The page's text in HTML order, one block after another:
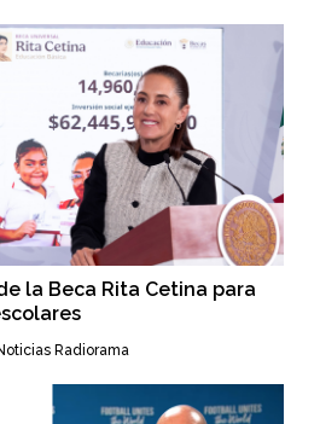
la Beca Rita Cetina para
Radiorama